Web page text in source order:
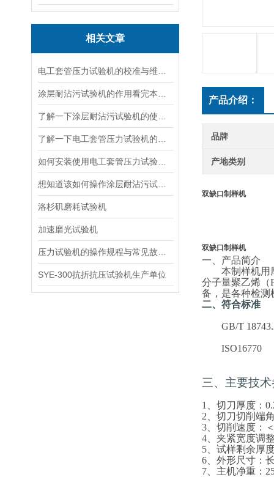
相关文章
洛杉矶磨耗试验机
加速磨光试验机
SYE-300抗折抗压试验机生产单位
产品介绍：
品牌
产地类别
双缺口制样机
双缺口制样机
一、 产品简介
本制样机用
分子量聚乙烯（
备，是各种检测
二、 符合标准
GB/T
三、 主要技
1 切刀厚度：
2
切刀切削端
3
切削速度：
4
夹紧宽度调
5
试样剩余厚
6
外形尺寸：
7
主机净重：